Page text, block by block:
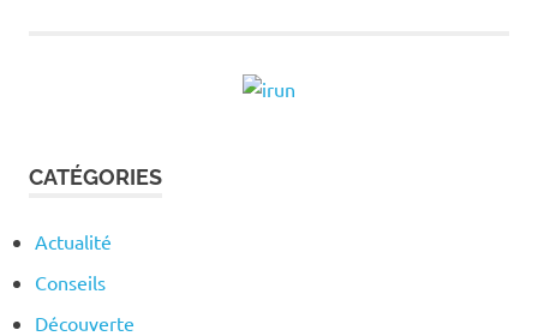
CATÉGORIES
Actualité
Conseils
Découverte